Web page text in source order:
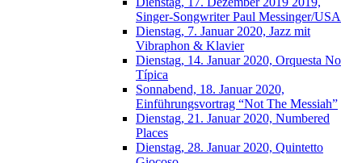
Singer-Songwriter Paul Messinger/USA
Dienstag, 7. Januar 2020, Jazz mit
Vibraphon & Klavier
Dienstag, 14. Januar 2020, Orquesta No
Típica
Sonnabend, 18. Januar 2020,
Einführungsvortrag “Not The Messiah”
Dienstag, 21. Januar 2020, Numbered
Places
Dienstag, 28. Januar 2020, Quintetto